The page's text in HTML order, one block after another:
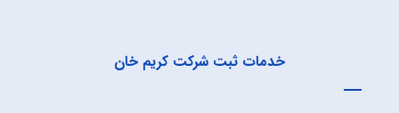
خدمات ثبت شرکت کریم خان